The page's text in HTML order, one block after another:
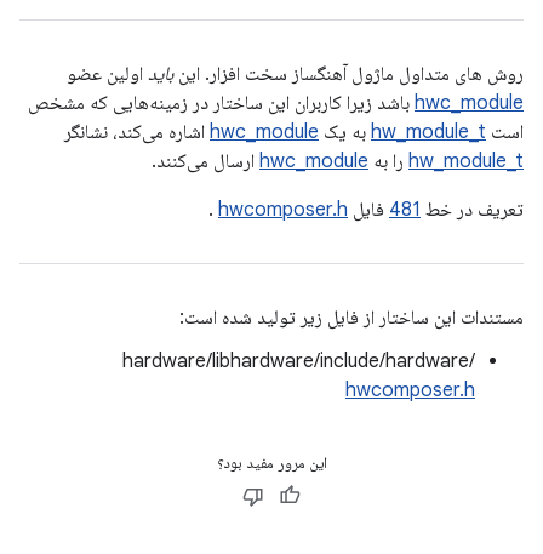
روش های متداول ماژول آهنگساز سخت افزار. اینباید اولین عضو
hwc_module باشد زیرا کاربران این ساختار در زمینه‌هایی که مشخص
است hw_module_t به یک hwc_module اشاره می‌کند، نشانگر
hw_module_t را به hwc_module ارسال می‌کنند.
تعریف در خط 481 فایل hwcomposer.h
.
مستندات این ساختار از فایل زیر تولید شده است:
hardware/libhardware/include/hardware/
hwcomposer.h
این مرور مفید بود؟